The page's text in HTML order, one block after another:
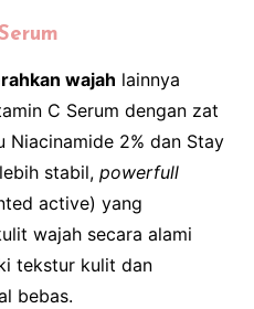
wajah lainnya
C Serum dengan zat
2% dan Stay
stabil, powerfull
active) yang
wajah secara alami
tekstur kulit dan
bebas.